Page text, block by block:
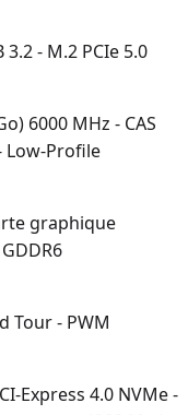
3.2 - M.2 PCIe 5.0
6000 MHz - CAS
Low-Profile
graphique
Tour - PWM
Express 4.0 NVMe -